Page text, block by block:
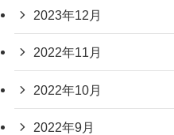
2023年12月
2022年11月
2022年10月
2022年9月